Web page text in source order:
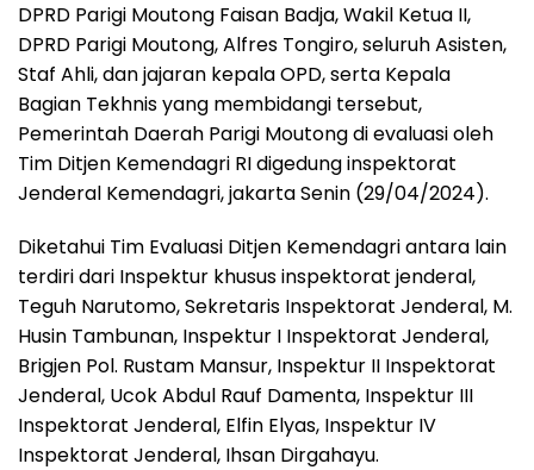
DPRD Parigi Moutong Faisan Badja, Wakil Ketua II,
DPRD Parigi Moutong, Alfres Tongiro, seluruh Asisten,
Staf Ahli, dan jajaran kepala OPD, serta Kepala
Bagian Tekhnis yang membidangi tersebut,
Pemerintah Daerah Parigi Moutong di evaluasi oleh
Tim Ditjen Kemendagri RI digedung inspektorat
Jenderal Kemendagri, jakarta Senin (29/04/2024).
Diketahui Tim Evaluasi Ditjen Kemendagri antara lain
terdiri dari Inspektur khusus inspektorat jenderal,
Teguh Narutomo, Sekretaris Inspektorat Jenderal, M.
Husin Tambunan, Inspektur I Inspektorat Jenderal,
Brigjen Pol. Rustam Mansur, Inspektur II Inspektorat
Jenderal, Ucok Abdul Rauf Damenta, Inspektur III
Inspektorat Jenderal, Elfin Elyas, Inspektur IV
Inspektorat Jenderal, Ihsan Dirgahayu.